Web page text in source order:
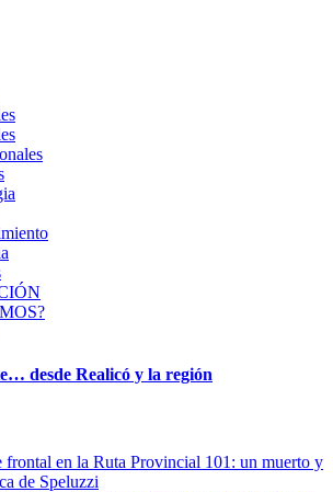
frontal en la Ruta Provincial 101: un muerto y
de Speluzzi